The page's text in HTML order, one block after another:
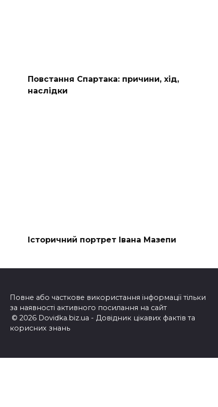
Повстання Спартака: причини, хід,
наслідки
Історичний портрет Івана Мазепи
Повне або часткове використання інформації тільки
за наявності активного посилання на сайт
© 2026 Dovidka.biz.ua - Довідник цікавих фактів та
корисних знань